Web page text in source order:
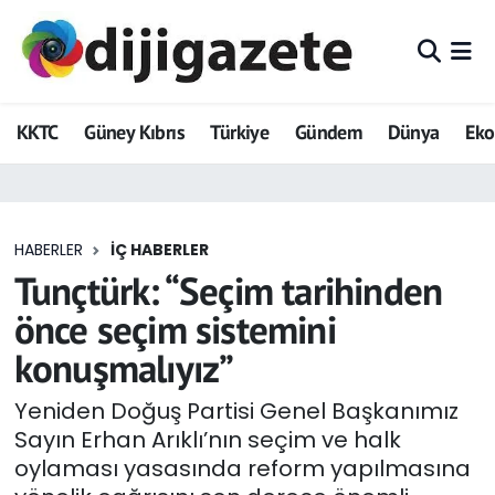
KKTC Güney Kıbrıs Türkiye Gündem Dünya
HABERLER İÇ HABERLER
Tunçtürk: “Seçim tarihinden
önce seçim sistemini
konuşmalıyız”
Yeniden Doğuş Partisi Genel Başkanımız
Sayın Erhan Arıklı’nın seçim ve halk
oylaması yasasında reform yapılmasına
ADVERTORIAL
Dijigazete
Eğitim
Ekonomi
Foto Galeri
GEZİ
Güncel
Hava Durumu
Trafik Durumu
Tüm Manşetler
Son Dakika Haberleri
Haber Arşivi